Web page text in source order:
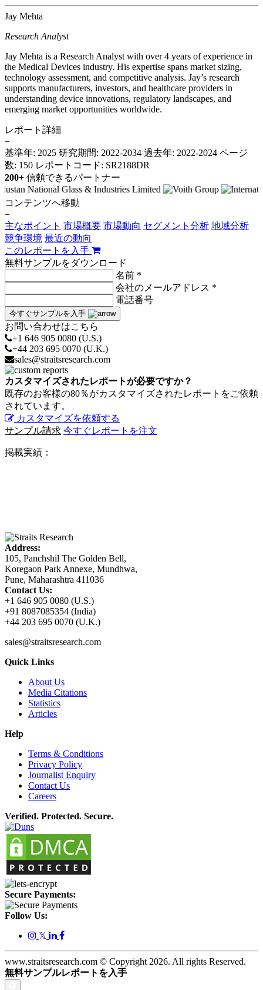
Jay Mehta
Research Analyst
Jay Mehta is a Research Analyst with over 4 years of experience in
the Medical Devices industry. His expertise spans market sizing,
technology assessment, and competitive analysis. Jay’s research
supports manufacturers, investors, and healthcare providers in
understanding device innovations, regulatory landscapes, and
emerging market opportunities worldwide.
レポート詳細
−
基準年: 2025 研究期間: 2022-2034 過去年: 2022-2024 ページ
数: 150 レポートコード: SR2188DR
200+ 信頼できるパートナー
コンテンツへ移動
−
主なポイント 市場概要 市場動向 セグメント分析 地域分析
競争環境 最近の動向
このレポートを入手
無料サンプルをダウンロード
名前 *
会社のメールアドレス *
電話番号
今すぐサンプルを入手
お問い合わせはこちら
+1 646 905 0080 (U.S.)
+44 203 695 0070 (U.K.)
sales@straitsresearch.com
カスタマイズされたレポートが必要ですか？
既存のお客様の80％がカスタマイズされたレポートをご依頼
されています。
カスタマイズを依頼する
サンプル請求 今すぐレポートを注文
掲載実績：
Address:
105, Panchshil The Golden Bell,
Koregaon Park Annexe, Mundhwa,
Pune, Maharashtra 411036
Contact Us:
+1 646 905 0080 (U.S.)
+91 8087085354 (India)
+44 203 695 0070 (U.K.)
sales@straitsresearch.com
Quick Links
About Us
Media Citations
Statistics
Articles
Help
Terms & Conditions
Privacy Policy
Journalist Enquiry
Contact Us
Careers
Verified. Protected. Secure.
Secure Payments:
Follow Us:
𝕏
www.straitsresearch.com © Copyright 2026. All rights Reserved.
無料サンプルレポートを入手